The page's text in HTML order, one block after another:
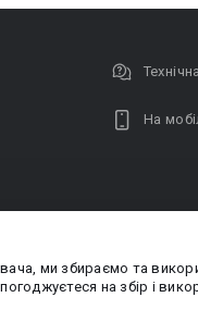
ми збираємо та
на збір і
На